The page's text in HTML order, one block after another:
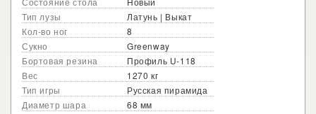
Тип лузы
Латунь | Выкат
Кол-во ног
8
Сукно
Greenway
Бортовая резина
Профиль U-118
Вес
1270 кг
Тип игры
Русская пирамида
Диаметр шара
68 мм